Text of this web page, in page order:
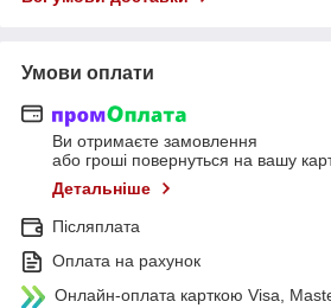
Умови оплати
Ви отримаєте замовлення
або гроші повернуться на вашу
Детальніше
Післяплата
Оплата на рахунок
Онлайн-оплата карткою Visa,